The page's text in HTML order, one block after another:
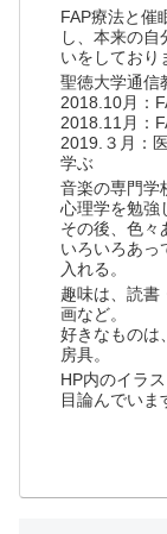
FAP療法と催
し、本来の
いをしており
聖徳大学通信
2018.10月：
2018.11月：
2019.３月：
学ぶ
音楽の専門学
心理学を勉強
その後、色々
いろいろあっ
入れる。
趣味は、読書
画など。
好きなものは
房具。
HP内のイラ
目論んでいま